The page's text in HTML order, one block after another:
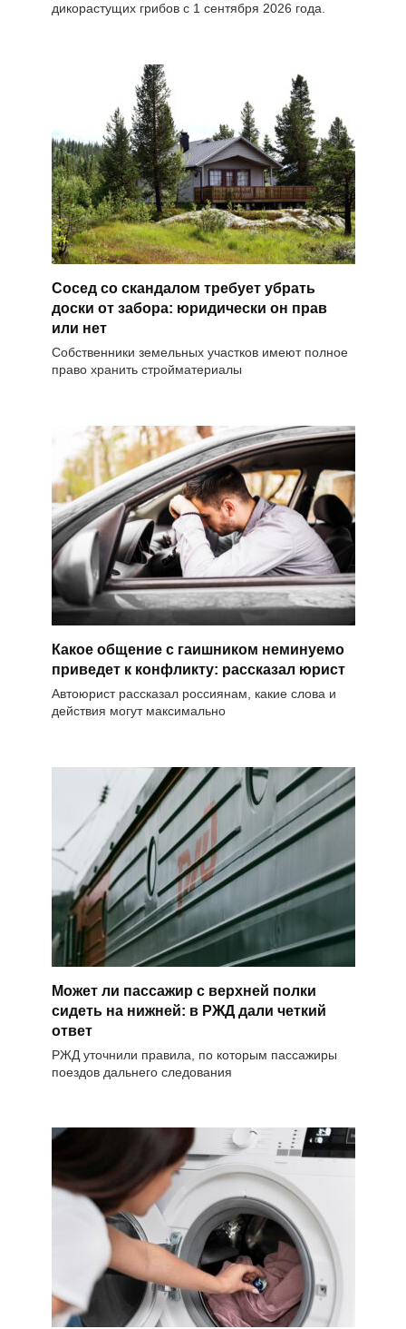
дикорастущих грибов с 1 сентября 2026 года.
Сосед со скандалом требует убрать
доски от забора: юридически он прав
или нет
Собственники земельных участков имеют полное
право хранить стройматериалы
Какое общение с гаишником неминуемо
приведет к конфликту: рассказал юрист
Автоюрист рассказал россиянам, какие слова и
действия могут максимально
Может ли пассажир с верхней полки
сидеть на нижней: в РЖД дали четкий
ответ
РЖД уточнили правила, по которым пассажиры
поездов дальнего следования